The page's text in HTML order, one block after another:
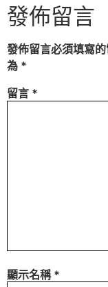
發佈留言
發佈留言必須填寫
為 *
留言 *
顯示名稱 *